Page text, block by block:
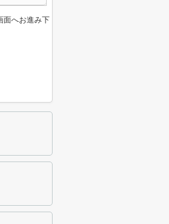
面へお進み下